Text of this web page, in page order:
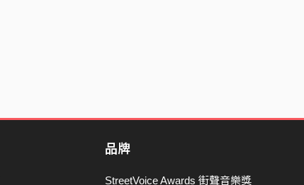
品牌
StreetVoice Awards 街聲音樂獎